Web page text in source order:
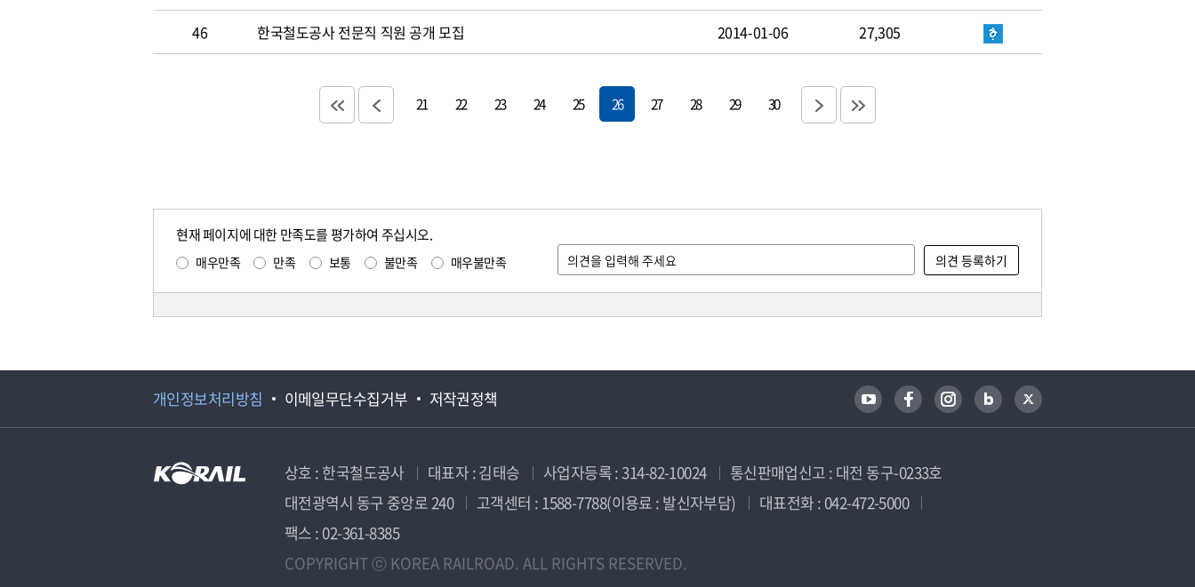
46 한국철도공사 전문직 직원 공개 모집 2014-01-06 27,305
21 22 23 24 25 26 27 28 29 30
현재 페이지에 대한 만족도를 평가하여 주십시오.
매우만족 만족 보통 불만족 매우불만족
개인정보처리방침 이메일무단수집거부 저작권정책
상호 : 한국철도공사 대표자 : 김태승 사업자등록 : 314-82-10024
통신판매업신고 : 대전 동구-0233호
대전광역시 동구 중앙로 240
고객센터 : 1588-7788(이용료 : 발신자부담)
대표전화 : 042-472-5000
팩스 : 02-361-8385
COPYRIGHT ⓒ KOREA RAILROAD. ALL RIGHTS RESERVED.